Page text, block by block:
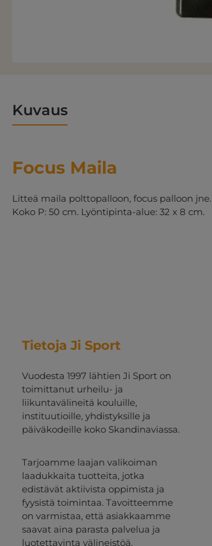
Kuvaus
Focus Maila
Litteä maila polttopalloon, focus palloon jne.
Koko P: 50 cm. Lyöntipinta-alue: 32 x 8 cm.
Tietoja Ji Sport
Vuodesta 1997 lähtien Ji Sport on
toimittanut urheilu- ja
liikuntavälineitä kouluille,
instituutioille, yhdistyksille ja
päiväkodeille koko Skandinaviassa.
Tarjoamme laajan valikoiman
laadukkaita tuotteita, jotka
edistävät aktiivista oppimista ja
fyysistä toimintaa. Tavoitteemme
on varmistaa, että asiakkaamme
saavat aina parasta palvelua ja
luotettavinta välineistöä.